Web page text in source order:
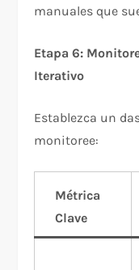
manuales que
Etapa 6:
Iterativo
Establezca un
monitoree:​
Métrica
Clave